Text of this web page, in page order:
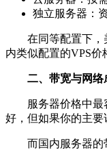
独立服务器：
在同等配置下，美
内类似配置的VPS价
二、带宽与网络
服务器价格中最容
好，但如果你的主要
而国内服务器的带